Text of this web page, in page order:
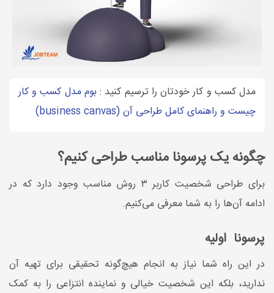
مدل کسب و کار خودتان را ترسیم کنید :بوم مدل کسب و کار
چیست و راهنمای کامل طراحی آن (business canvas)
چگونه یک پرسونا مناسب طراحی کنیم؟
برای طراحی شخصیت کاربر ۳ روش مناسب وجود دارد که در
ادامه آن‌ها را به شما معرفی می‌کنیم.
پرسونا اولیه
در این راه شما نیاز به انجام هیچ‌گونه تحقیقی برای تهیه آن
ندارید، بلکه این شخصیت خیالی و نماینده انتزاعی را به کمک